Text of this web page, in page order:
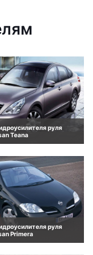
руля
Teana
руля
Primera